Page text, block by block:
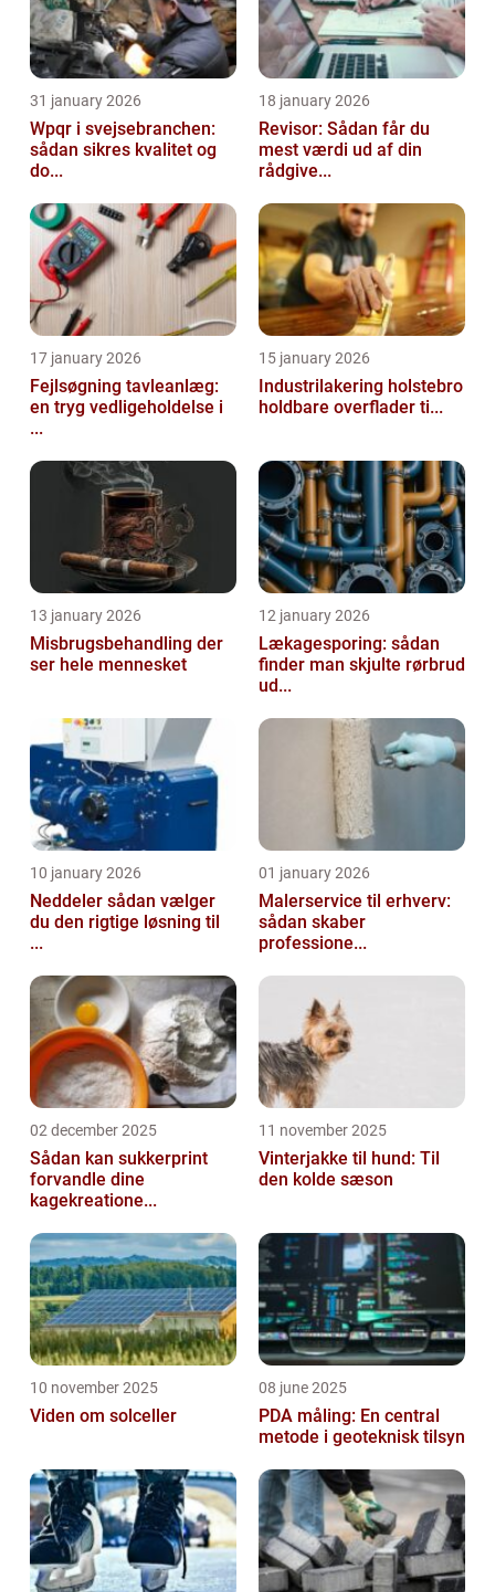
31 january 2026
Wpqr i svejsebranchen:
sådan sikres kvalitet og
do...
18 january 2026
Revisor: Sådan får du
mest værdi ud af din
rådgive...
17 january 2026
Fejlsøgning tavleanlæg:
en tryg vedligeholdelse i
...
15 january 2026
Industrilakering holstebro
holdbare overflader ti...
13 january 2026
Misbrugsbehandling der
ser hele mennesket
12 january 2026
Lækagesporing: sådan
finder man skjulte rørbrud
ud...
10 january 2026
Neddeler sådan vælger
du den rigtige løsning til
...
01 january 2026
Malerservice til erhverv:
sådan skaber
professione...
02 december 2025
Sådan kan sukkerprint
forvandle dine
kagekreatione...
11 november 2025
Vinterjakke til hund: Til
den kolde sæson
10 november 2025
Viden om solceller
08 june 2025
PDA måling: En central
metode i geoteknisk tilsyn